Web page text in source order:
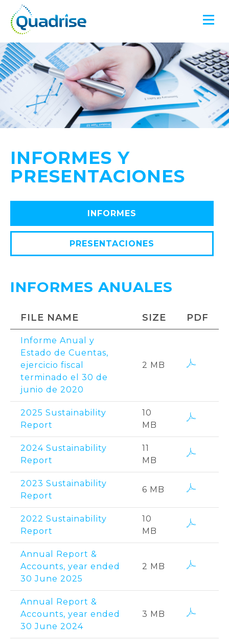
INFORMES Y
PRESENTACIONES
INFORMES
PRESENTACIONES
INFORMES ANUALES
FILE NAME SIZE PDF
Informe Anual y
Estado de Cuentas,
ejercicio fiscal
terminado el 30 de
junio de 2020
2 MB
2025 Sustainability
Report
10
MB
2024 Sustainability
Report
11
MB
2023 Sustainability
Report
6 MB
2022 Sustainability
Report
10
MB
Annual Report &
Accounts, year ended
30 June 2025
2 MB
Annual Report &
Accounts, year ended
30 June 2024
3 MB